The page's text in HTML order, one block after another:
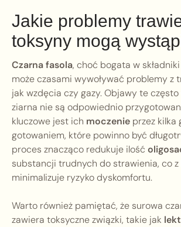
Jakie problemy
toksyny mogą
Czarna fasola, choć bogata w
może czasami wywoływać problemy z
jak wzdęcia czy gazy. Objawy te
ziarna nie są odpowiednio
kluczowe jest ich moczenie przez kilka
gotowaniem, które powinno być
proces znacząco redukuje ilość
substancji trudnych do strawienia, co z
minimalizuje ryzyko dyskomfortu.
Warto również pamiętać, że surowa
zawiera toksyczne związki, takie jak